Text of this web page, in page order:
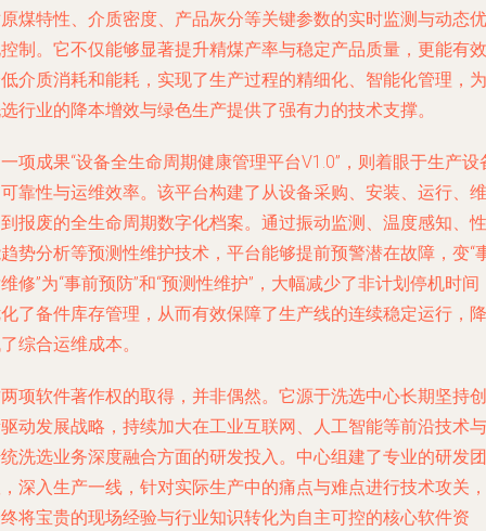
煤特性、介质密度、产品灰分等关键参数的实时监测与动态优
制。它不仅能够显著提升精煤产率与稳定产品质量，更能有效
介质消耗和能耗，实现了生产过程的精细化、智能化管理，为
行业的降本增效与绿色生产提供了强有力的技术支撑。
项成果“设备全生命周期健康管理平台V1.0”，则着眼于生产设
靠性与运维效率。该平台构建了从设备采购、安装、运行、维
报废的全生命周期数字化档案。通过振动监测、温度感知、性
势分析等预测性维护技术，平台能够提前预警潜在故障，变“
修”为“事前预防”和“预测性维护”，大幅减少了非计划停机时间
了备件库存管理，从而有效保障了生产线的连续稳定运行，降
综合运维成本。
项软件著作权的取得，并非偶然。它源于洗选中心长期坚持创
动发展战略，持续加大在工业互联网、人工智能等前沿技术与
洗选业务深度融合方面的研发投入。中心组建了专业的研发团
深入生产一线，针对实际生产中的痛点与难点进行技术攻关，
将宝贵的现场经验与行业知识转化为自主可控的核心软件资